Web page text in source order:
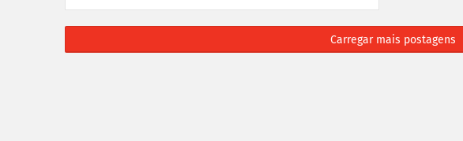
Carregar mais postagens